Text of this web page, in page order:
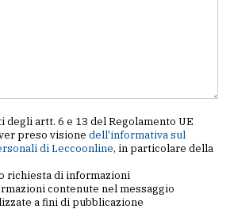
artt. 6 e 13 del Regolamento UE
preso visione dell'informativa sul
di Leccoonline, in particolare della
richiesta di informazioni
contenute nel messaggio
a fini di pubblicazione